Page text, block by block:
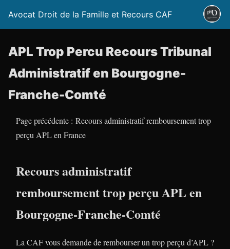
Avocat Droit de la Famille et Recours CAF
APL Trop Percu Recours Tribunal
Administratif en Bourgogne-
Franche-Comté
Page précédente : Recours administratif remboursement trop
perçu APL en France
Recours administratif
remboursement trop perçu APL en
Bourgogne-Franche-Comté
La CAF vous demande de rembourser un trop perçu d’APL ?